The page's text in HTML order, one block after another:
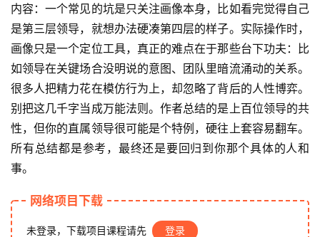
创
快
讯
赚
钱
项
目
内容：一个常见的坑是只关注画像本身，比如看完觉得自己
是第三层领导，就想办法硬凑第四层的样子。实际操作时，
画像只是一个定位工具，真正的难点在于那些台下功夫：比
如领导在关键场合没明说的意图、团队里暗流涌动的关系。
很多人把精力花在模仿行为上，却忽略了背后的人性博弈。
别把这几千字当成万能法则。作者总结的是上百位领导的共
性，但你的直属领导很可能是个特例，硬往上套容易翻车。
所有总结都是参考，最终还是要回归到你那个具体的人和
事。
网络项目下载
未登录，下载项目课程请先 登录